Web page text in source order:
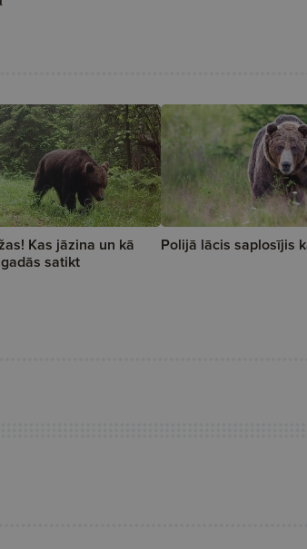
Kas jāzina un kā
satikt
Polijā lācis saplosījis